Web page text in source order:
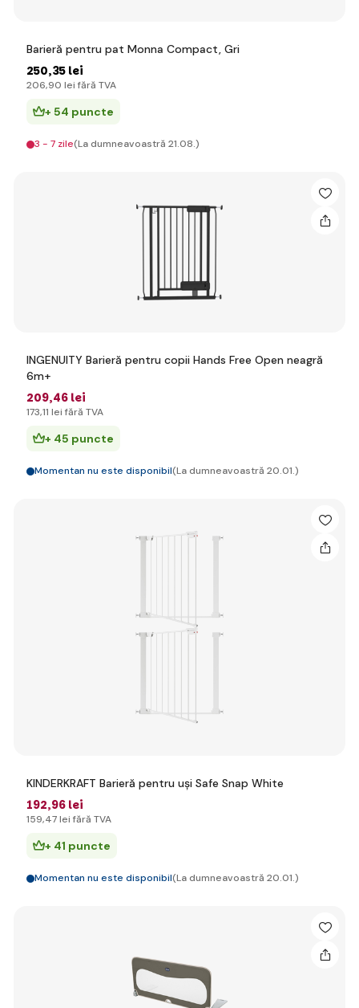
Barieră pentru pat Monna Compact, Gri
250,35 lei
206,90 lei fără TVA
+ 54 puncte
3 - 7 zile(La dumneavoastră 21.08.)
INGENUITY Barieră pentru copii Hands Free Open neagră
6m+
209,46 lei
173,11 lei fără TVA
+ 45 puncte
Momentan nu este disponibil(La dumneavoastră 20.01.)
KINDERKRAFT Barieră pentru uși Safe Snap White
192,96 lei
159,47 lei fără TVA
+ 41 puncte
Momentan nu este disponibil(La dumneavoastră 20.01.)